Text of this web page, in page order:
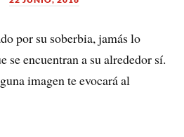
por su soberbia, jamás lo
se encuentran a su alrededor sí.
imagen te evocará al